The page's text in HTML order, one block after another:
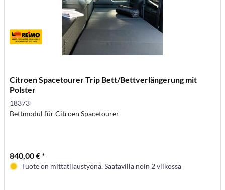
Citroen Spacetourer Trip Bett/Bettverlängerung mit
Polster
18373
Bettmodul für Citroen Spacetourer
840,00 € *
Tuote on mittatilaustyönä. Saatavilla noin 2 viikossa